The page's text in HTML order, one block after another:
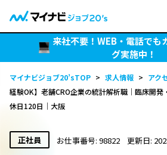
来社不要！WEB・電話でも
グ実施中！
マイナビジョブ20’sTOP > 求人情報 > アク
経験OK】老舗CRO企業の統計解析職｜臨床開
休日120日｜大阪
正社員 お仕事番号: 98822 更新日: